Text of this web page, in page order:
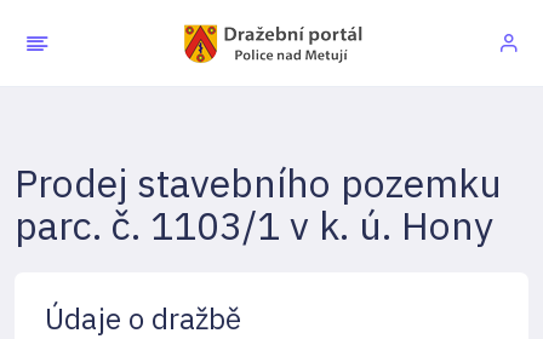
Prodej stavebního pozemku
parc. č. 1103/1 v k. ú. Hony
Údaje o dražbě